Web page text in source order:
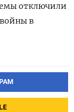
отключили
в